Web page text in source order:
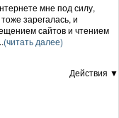
мне под силу,
зарегалась, и
сайтов и чтением
(читать далее)
Действия ▼